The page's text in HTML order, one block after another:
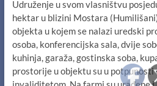
Udruženje u svom vlasništvu
hektar u blizini Mostara
objekta u kojem se nalazi uredski
osoba, konferencijska sala, dvije
kuhinja, garaža, gostinska soba,
prostorije u objektu su u potpunosti